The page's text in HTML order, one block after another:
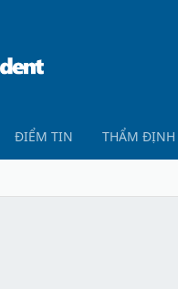
ĐIỂM TIN THẨM ĐỊNH